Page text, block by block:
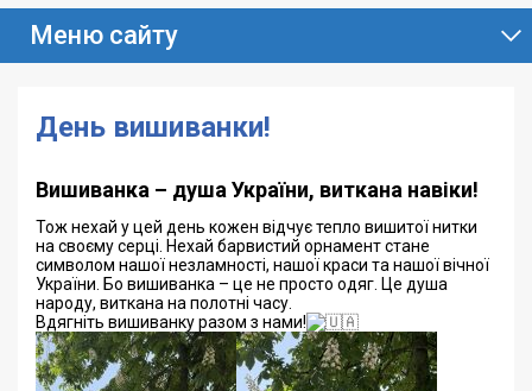
Меню сайту
День вишиванки!
Вишиванка – душа України, виткана навіки!
Тож нехай у цей день кожен відчує тепло вишитої нитки
на своєму серці. Нехай барвистий орнамент стане
символом нашої незламності, нашої краси та нашої вічної
України. Бо вишиванка – це не просто одяг. Це душа
народу, виткана на полотні часу.
Вдягніть вишиванку разом з нами!